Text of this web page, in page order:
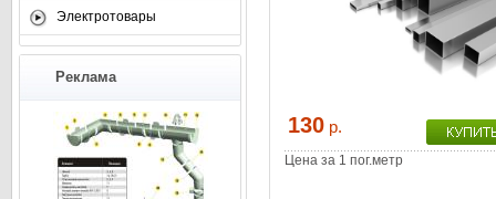
Электротовары
Реклама
130 р.
Цена за 1 пог.метр